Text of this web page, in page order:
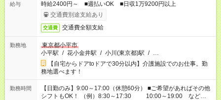
給与
時給2400円～ ■週払いOK ■日収1万9200円以上
交通費別途支給あり
交通費 交通費全額支給
勤務地
東京都小平市
小平駅 / 花小金井駅 / 小川(東京都)駅 / …
【自宅からドアtoドアで30分以内】介護施設でのお仕事。勤
務地選べます！
勤務時間
【日勤のみ】9:00～17:00（休憩60分） ■ご希望があればその他
シフトもOK！ （例）8:30～17:30 10:00～19:00 など